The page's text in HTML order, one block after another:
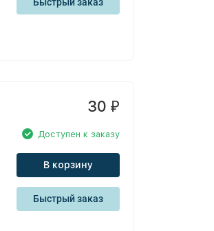
30 ₽
Доступен к заказу
В корзину
Быстрый заказ